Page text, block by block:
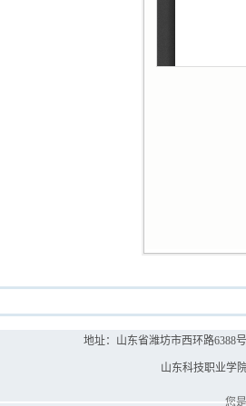
地址：山东省潍坊市西环路
山东科技职业学
您